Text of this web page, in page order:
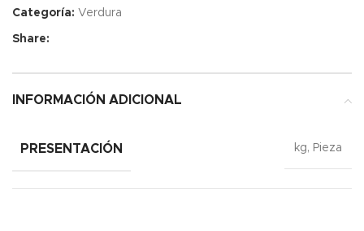
Categoría: Verdura
Share:
INFORMACIÓN ADICIONAL
PRESENTACIÓN kg, Pieza